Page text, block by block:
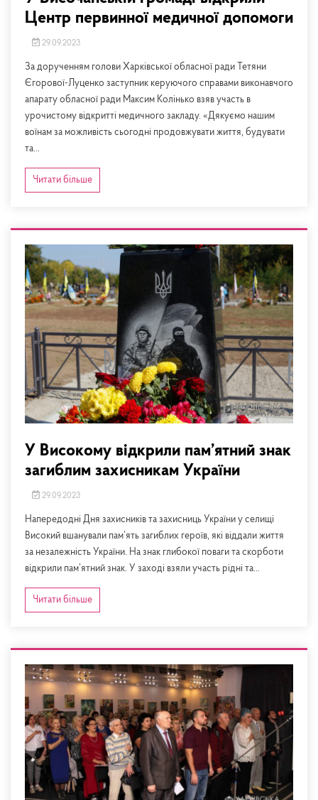
Центр первинної медичної допомоги
29.09.2023
За дорученням голови Харківської обласної ради Тетяни
Єгорової-Луценко заступник керуючого справами виконавчого
апарату обласної ради Максим Колінько взяв участь в
урочистому відкритті медичного закладу. «Дякуємо нашим
воїнам за можливість сьогодні продовжувати життя, будувати
та...
Читати більше
У Високому відкрили пам’ятний знак
загиблим захисникам України
29.09.2023
Напередодні Дня захисників та захисниць України у селищі
Високий вшанували пам’ять загиблих героїв, які віддали життя
за незалежність України. На знак глибокої поваги та скорботи
відкрили пам’ятний знак. У заході взяли участь рідні та...
Читати більше